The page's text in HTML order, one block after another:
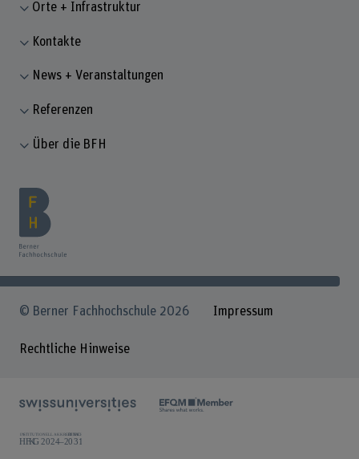
Orte + Infrastruktur
Kontakte
News + Veranstaltungen
Referenzen
Über die BFH
© Berner Fachhochschule 2026 Impressum
Rechtliche Hinweise